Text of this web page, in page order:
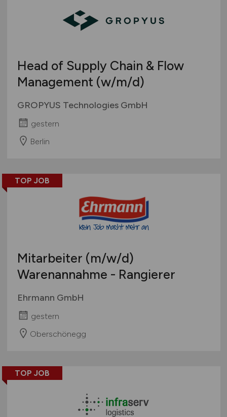
Head of Supply Chain & Flow
Management (w/m/d)
GROPYUS Technologies GmbH
gestern
Berlin
TOP JOB
Mitarbeiter (m/w/d)
Warenannahme - Rangierer
Ehrmann GmbH
gestern
Oberschönegg
TOP JOB